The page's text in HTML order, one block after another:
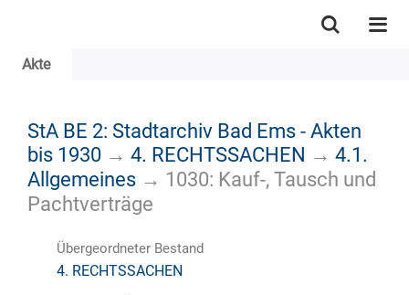
Akte
StA BE 2: Stadtarchiv Bad Ems - Akten
bis 1930 → 4. RECHTSSACHEN → 4.1.
Allgemeines → 1030: Kauf-, Tausch und
Pachtverträge
Übergeordneter Bestand
4. RECHTSSACHEN